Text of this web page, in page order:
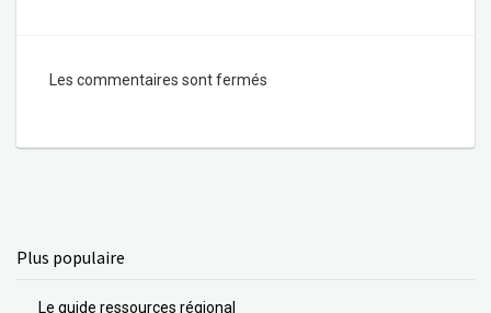
Les commentaires sont fermés
Plus populaire
Le guide ressources régional